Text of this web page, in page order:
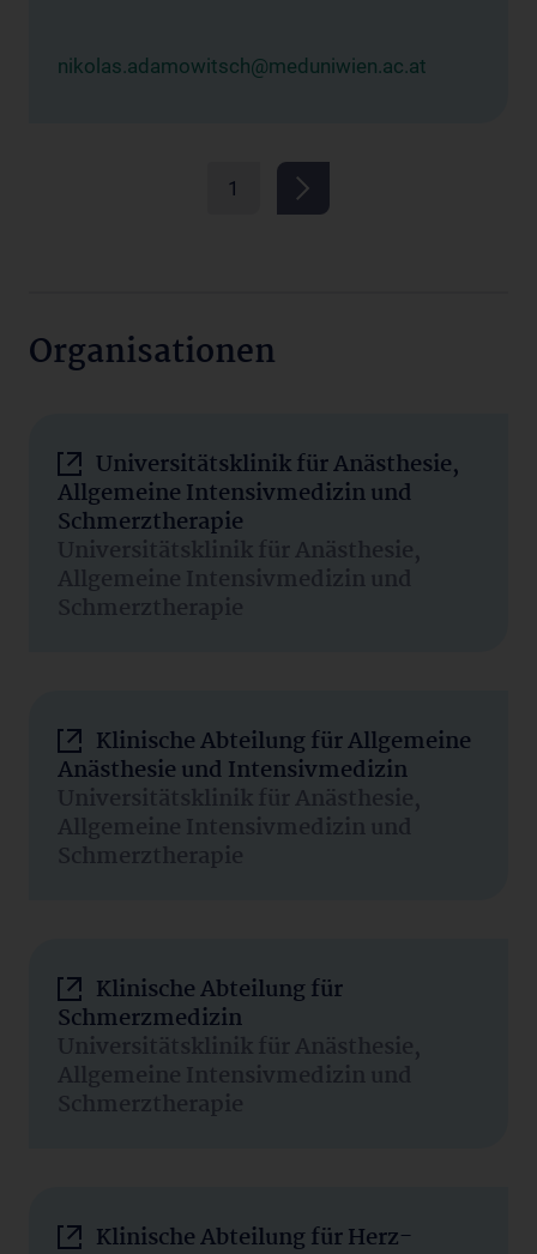
nikolas.adamowitsch@meduniwien.ac.at
1
Organisationen
Universitätsklinik für Anästhesie,
Allgemeine Intensivmedizin und
Schmerztherapie
Universitätsklinik für Anästhesie,
Allgemeine Intensivmedizin und
Schmerztherapie
Klinische Abteilung für Allgemeine
Anästhesie und Intensivmedizin
Universitätsklinik für Anästhesie,
Allgemeine Intensivmedizin und
Schmerztherapie
Klinische Abteilung für
Schmerzmedizin
Universitätsklinik für Anästhesie,
Allgemeine Intensivmedizin und
Schmerztherapie
Klinische Abteilung für Herz-